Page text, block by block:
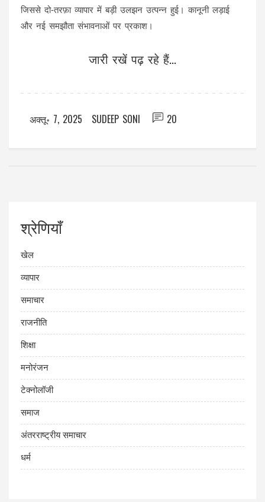
जिससे दो‑तरफ़ा व्यापार में बड़ी उलझन उत्पन्न हुई। कानूनी लड़ाई
और नई समझौता संभावनाओं पर प्रकाश।
जारी रखें पढ़ रहे हैं...
अक्तू॰ 7, 2025 SUDEEP SONI 20
श्रेणियाँ
खेल
व्यापार
समाचार
राजनीति
शिक्षा
मनोरंजन
टेक्नोलॉजी
समाज
अंतरराष्ट्रीय समाचार
धर्म